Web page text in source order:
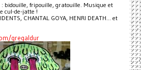
bidouille, fripouille, gratouille. Musique et
cul-de-jatte !
CHANTAL GOYA, HENRI DEATH... et
gregaldur